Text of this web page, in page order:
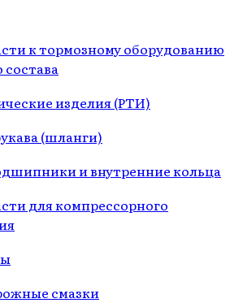
к тормозному оборудованию
изделия (РТИ)
(шланги)
и внутренние кольца
для компрессорного
смазки